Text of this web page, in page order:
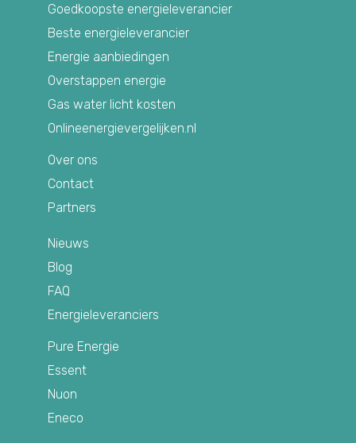
Goedkoopste energieleverancier
Beste energieleverancier
Energie aanbiedingen
Overstappen energie
Gas water licht kosten
Onlineenergievergelijken.nl
Over ons
Contact
Partners
Nieuws
Blog
FAQ
Energieleveranciers
Pure Energie
Essent
Nuon
Eneco